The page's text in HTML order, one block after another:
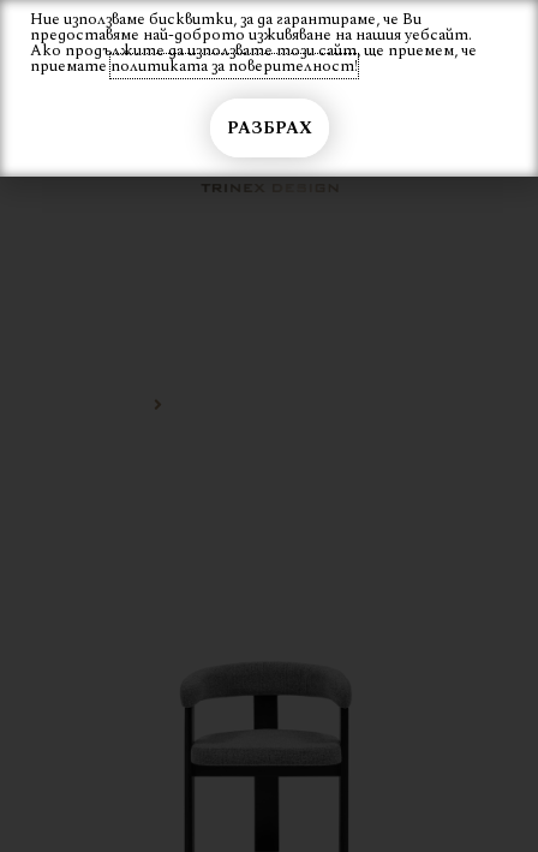
Skip
content
Вход
Ние използваме бисквитки, за да гарантираме, че Ви
предоставяме най-доброто изживяване на нашия уебсайт.
Ако продължите да използвате този сайт, ще приемем, че
приематеполитиката за поверителност!
РАЗБРАХ